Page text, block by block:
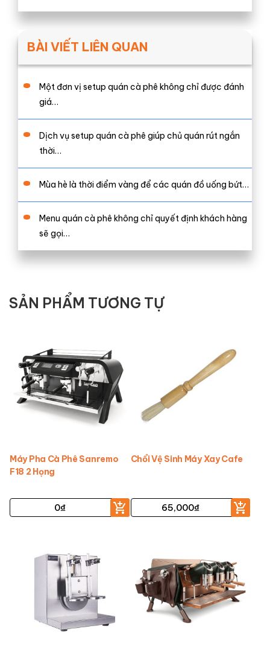
BÀI VIẾT LIÊN QUAN
Một đơn vị setup quán cà phê không chỉ được đánh
giá…
Dịch vụ setup quán cà phê giúp chủ quán rút ngắn
thời…
Mùa hè là thời điểm vàng để các quán đồ uống bứt…
Menu quán cà phê không chỉ quyết định khách hàng
sẽ gọi…
SẢN PHẨM TƯƠNG TỰ
Máy Pha Cà Phê Sanremo
F18 2 Họng
0₫
Chổi Vệ Sinh Máy Xay Cafe
65,000₫